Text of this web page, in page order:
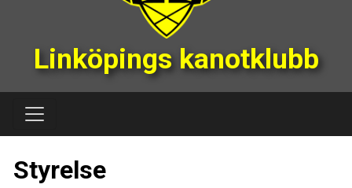
Linköpings kanotklubb
Styrelse